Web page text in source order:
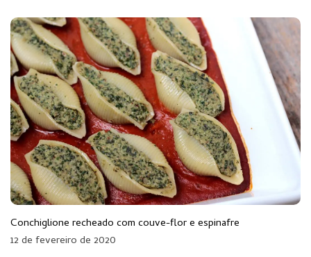
Conchiglione recheado com couve-flor e espinafre
12 de fevereiro de 2020